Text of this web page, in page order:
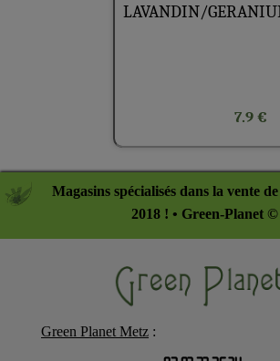
LAVANDIN/
7.9 €
Magasins spécialisés dans la vente
2018 ! • Green-Planet ©
Green Planet Metz :